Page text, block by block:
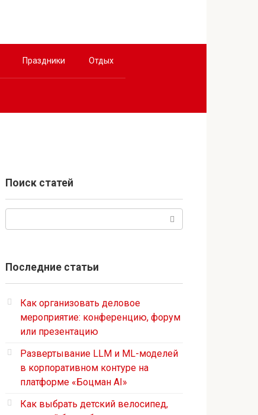
Праздники Отдых
Поиск статей
Последние статьи
Как организовать деловое
мероприятие: конференцию, форум
или презентацию
Развертывание LLM и ML-моделей
в корпоративном контуре на
платформе «Боцман AI»
Как выбрать детский велосипед,